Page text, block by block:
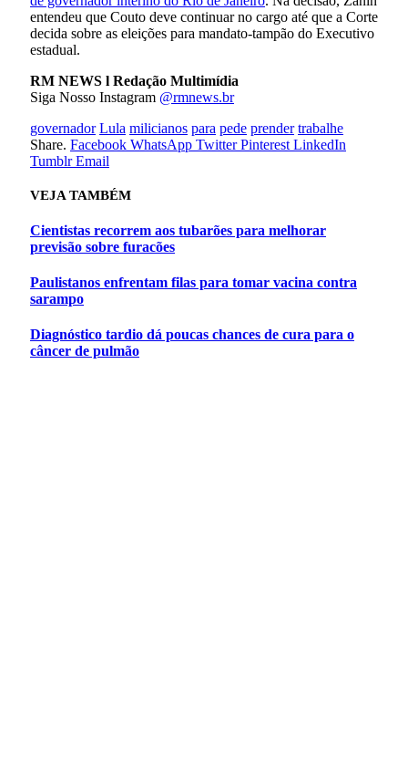
entendeu que Couto deve continuar no cargo até que a Corte
decida sobre as eleições para mandato-tampão do Executivo
estadual.
RM NEWS l Redação Multimídia
Siga Nosso Instagram @rmnews.br
governador Lula milicianos para pede prender trabalhe
Share. Facebook WhatsApp Twitter Pinterest LinkedIn
Tumblr Email
VEJA TAMBÉM
Cientistas recorrem aos tubarões para melhorar
previsão sobre furacões
Paulistanos enfrentam filas para tomar vacina contra
sarampo
Diagnóstico tardio dá poucas chances de cura para o
câncer de pulmão